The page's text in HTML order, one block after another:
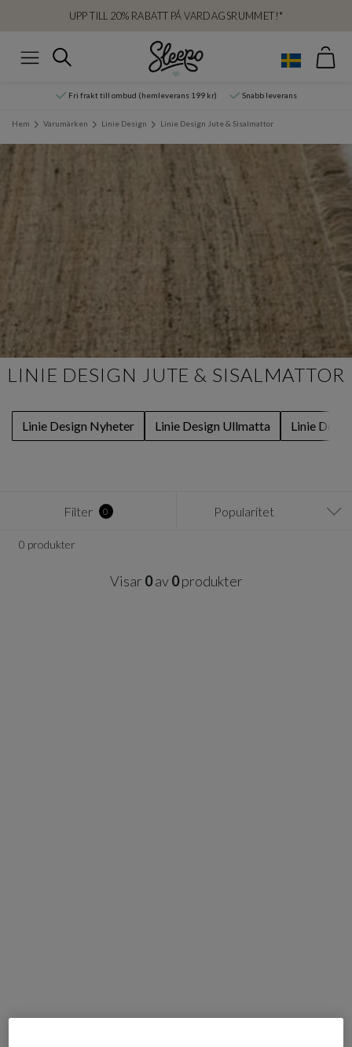
UPP TILL 20% RABATT PÅ VARDAGSRUMMET!*
Sök
Fri frakt till ombud (hemleverans 199 kr) Snabb leverans
Hem Varumärken Linie Design Linie Design Jute & Sisalmattor
LINIE DESIGN JUTE & SISALMATTOR
Linie Design Nyheter Linie Design Ullmatta Linie
Filter 0 Popularitet
0 produkter
Visar 0av0produkter